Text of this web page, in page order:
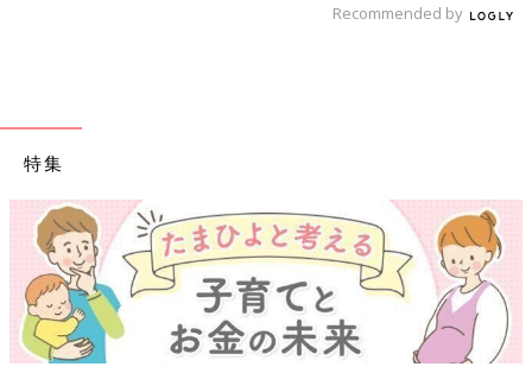
Recommended by
特集
【ワクチン接種できるもの